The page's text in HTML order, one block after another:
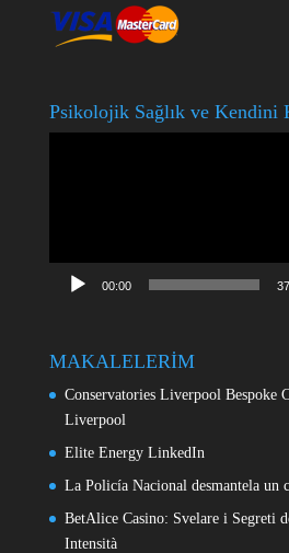
Psikolojik Sağlık ve Kendini
00:00
MAKALELERİM
Conservatories Liverpool Bespoke
Liverpool
Elite Energy LinkedIn
La Policía Nacional desmantela un
BetAlice Casino: Svelare i Segreti
Intensità